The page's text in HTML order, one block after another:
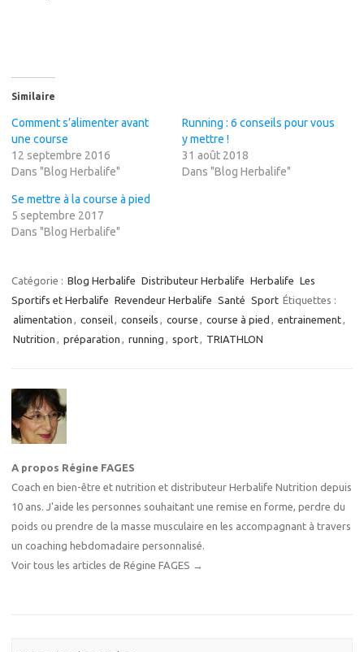
Similaire
Comment s’alimenter avant
une course
12 septembre 2016
Dans "Blog Herbalife"
Running : 6 conseils pour vous
y mettre !
31 août 2018
Dans "Blog Herbalife"
Se mettre à la course à pied
5 septembre 2017
Dans "Blog Herbalife"
Catégorie : Blog Herbalife Distributeur Herbalife Herbalife Les
Sportifs et Herbalife Revendeur Herbalife Santé Sport Étiquettes :
alimentation , conseil, conseils , course , course à pied , entrainement,
Nutrition , préparation , running , sport, TRIATHLON
A propos Régine FAGES
Coach en bien-être et nutrition et distributeur Herbalife Nutrition depuis
10 ans. J'aide les personnes souhaitant une remise en forme, perdre du
poids ou prendre de la masse musculaire en les accompagnant à travers
un coaching hebdomadaire personnalisé.
Voir tous les articles de Régine FAGES →